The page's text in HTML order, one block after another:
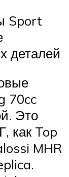
Sport
деталей
70cc
Это
как Top
MHR